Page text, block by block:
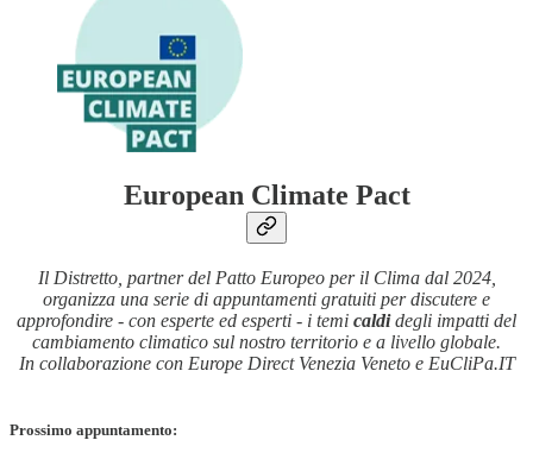
European Climate Pact
Il Distretto, partner del Patto Europeo per il Clima dal 2024,
organizza una serie di appuntamenti gratuiti per discutere e
approfondire - con esperte ed esperti - i temi caldidegli impatti del
cambiamento climatico sul nostro territorio e a livello globale.
In collaborazione con Europe Direct Venezia Veneto e EuCliPa.IT
Prossimo appuntamento: